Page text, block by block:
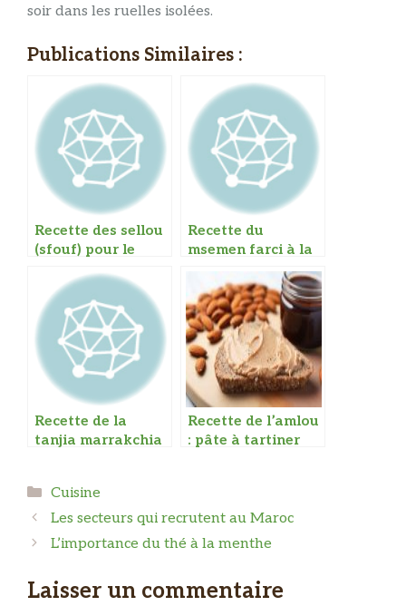
soir dans les ruelles isolées.
Publications Similaires :
Recette des sellou
(sfouf) pour le
Recette du
msemen farci à la
Recette de la
tanjia marrakchia
Recette de l’amlou
: pâte à tartiner
Catégories
Cuisine
Les secteurs qui recrutent au Maroc
L’importance du thé à la menthe
Laisser un commentaire